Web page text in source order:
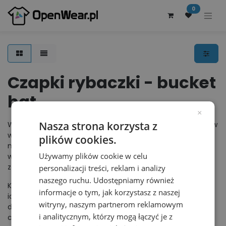
0
Czapki rybaczki - bucket
hat
W tej kategorii znajdują się czapki rybaczki oraz kapelusze w
wersji dla Pań, jak i dla Panów. Szeroki wybór kapeluszy od
największych producentów odzieży i akcesoriów. Modne
wzory oraz ochrona przed słońcem dadzą Ci 100%
zadowolenia.
Kapelusze damskie, kapelusze męskie i czapki rybaczki. to
idealne uzupełnienie niezobowiązujących stylizacji
damskich i męskich. Czapka bucket, inaczej nazywana
czapką bucket hat i inne produkty z tej kategorii w
×
Nasza strona korzysta z
plików cookies.
Używamy plików cookie w celu
personalizacji treści, reklam i analizy
naszego ruchu. Udostępniamy również
informacje o tym, jak korzystasz z naszej
witryny, naszym partnerom reklamowym
i analitycznym, którzy mogą łączyć je z